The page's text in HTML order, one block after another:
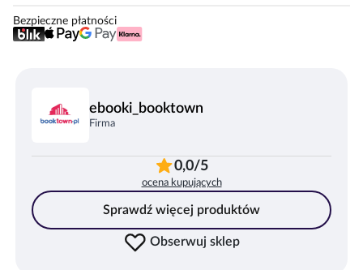
Bezpieczne płatności
ebooki_booktown
Firma
0,0/5
ocena kupujących
Sprawdź więcej produktów
Obserwuj sklep